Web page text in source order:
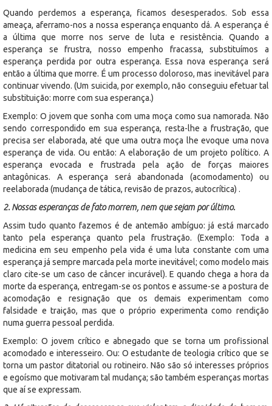
Quando perdemos a esperança, ficamos desesperados. Sob essa
ameaça, aferramo-nos a nossa esperança enquanto dá. A esperança é
a última que morre nos serve de luta e resistência. Quando a
esperança se frustra, nosso empenho fracassa, substituímos a
esperança perdida por outra esperança. Essa nova esperança será
então a última que morre. É um processo doloroso, mas inevitável para
continuar vivendo. (Um suicida, por exemplo, não conseguiu efetuar tal
substituição: morre com sua esperança.)
Exemplo: O jovem que sonha com uma moça como sua namorada. Não
sendo correspondido em sua esperança, resta-lhe a frustração, que
precisa ser elaborada, até que uma outra moça lhe evoque uma nova
esperança de vida. Ou então: A elaboração de um projeto político. A
esperança evocada e frustrada pela ação de forças maiores
antagônicas. A esperança será abandonada (acomodamento) ou
reelaborada (mudança de tática, revisão de prazos, autocrítica) .
2. Nossas esperanças de fato morrem, nem que sejam por último.
Assim tudo quanto fazemos é de antemão ambíguo: já está marcado
tanto pela esperança quanto pela frustração. (Exemplo: Toda a
medicina em seu empenho pela vida é uma luta constante com uma
esperança já sempre marcada pela morte inevitável; como modelo mais
claro cite-se um caso de câncer incurável). E quando chega a hora da
morte da esperança, entregam-se os pontos e assume-se a postura de
acomodação e resignação que os demais experimentam como
falsidade e traição, mas que o próprio experimenta como rendição
numa guerra pessoal perdida.
Exemplo: O jovem crítico e abnegado que se torna um profissional
acomodado e interesseiro. Ou: O estudante de teologia crítico que se
torna um pastor ditatorial ou rotineiro. Não são só interesses próprios
e egoísmo que motivaram tal mudança; são também esperanças mortas
que aí se expressam.